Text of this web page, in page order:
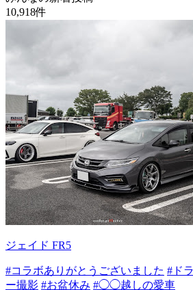
10,918件
ジェイド FR5
#コラボありがとうございました #ド
ー撮影 #お盆休み #◯◯越しの愛車